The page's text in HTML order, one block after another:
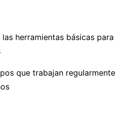
herramientas básicas para
que trabajan regularmente